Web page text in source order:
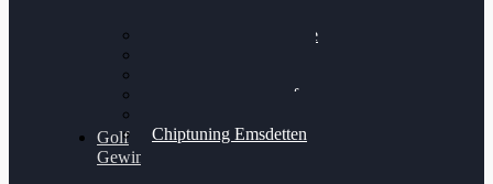
Bilgenroth Performance
Chiptuning Schüttorf
Chiptuning Emsdetten
Golf
Gewinnspiel